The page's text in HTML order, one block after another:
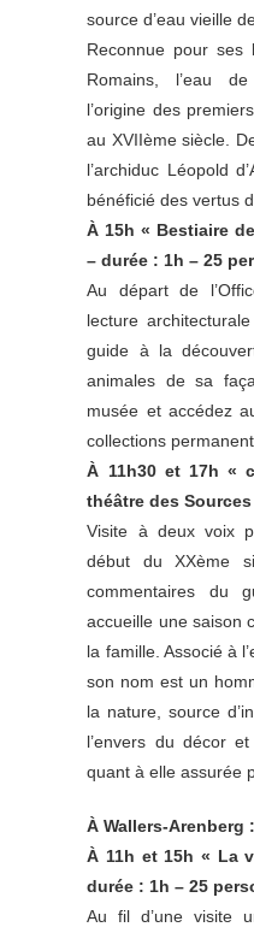
source d’eau vieille
Reconnue pour ses
Romains, l’eau
l’origine des
au XVIIème siècle.
l’archiduc Léopold
bénéficié des vertus
À 15h « Bestiaire
– durée : 1h – 25
Au départ de
lecture
guide à la
animales de sa
musée et accédez
collections
À 11h30 et 17h «
théâtre des
Visite à deux voix
début du XXème
commentaires du
accueille une saison
la famille. Associé à
son nom est un
la nature, source
l’envers du décor
quant à elle assurée
À Wallers-Arenberg :
À 11h et 15h « La
durée : 1h – 25
Au fil d’une visite